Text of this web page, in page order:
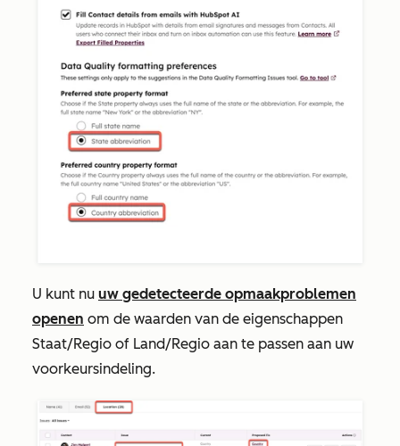
U kunt nu uw gedetecteerde opmaakproblemen
openen om de waarden van de eigenschappen
Staat/Regio of Land/Regio aan te passen aan uw
voorkeursindeling.